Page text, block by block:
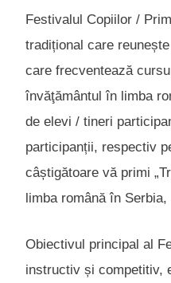
Festivalul Copiilor /
tradițional care
care frecventează
învăţământul în limba
de elevi / tineri
participanții, respectiv
câștigătoare vă primi
limba română în
Obiectivul principal al
instructiv și competitiv,